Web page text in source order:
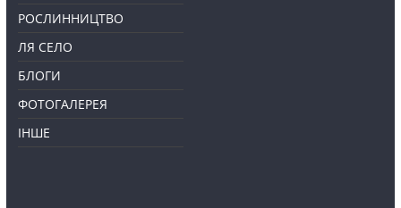
РОСЛИННИЦТВО
ЛЯ СЕЛО
БЛОГИ
ФОТОГАЛЕРЕЯ
ІНШЕ